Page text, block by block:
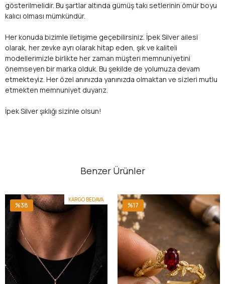
gösterilmelidir. Bu şartlar altında gümüş takı setlerinin ömür boyu
kalıcı olması mümkündür.
Her konuda bizimle iletişime geçebilirsiniz. İpek Silver ailesi
olarak, her zevke ayrı olarak hitap eden, şık ve kaliteli
modellerimizle birlikte her zaman müşteri memnuniyetini
önemseyen bir marka olduk. Bu şekilde de yolumuza devam
etmekteyiz. Her özel anınızda yanınızda olmaktan ve sizleri mutlu
etmekten memnuniyet duyarız.
İpek Silver şıklığı sizinle olsun!
Benzer Ürünler
KARGO BEDAVA
%38 %17